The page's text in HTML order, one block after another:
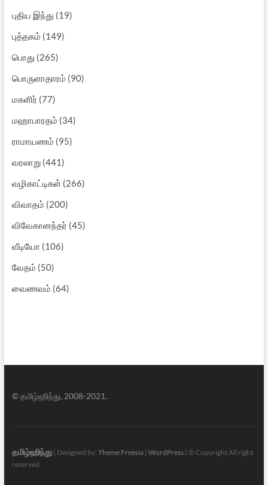
புதிய இந்து (19)
புத்தகம் (149)
பொது (265)
பொருளாதாரம் (90)
மகளிர் (77)
மஹாபாரதம் (34)
ராமாயணம் (95)
வரலாறு(441)
வழிகாட்டிகள்(266)
விவாதம் (200)
விவேகானந்தர் (45)
வீடியோ (106)
வேதம் (50)
வைணவம் (64)
© தமிழ்ஹிந்து, 2008-2021.
தமிழ்ஹிந்து| Designed by: Theme Freesia| WordPress| © Copyright All right
reserved